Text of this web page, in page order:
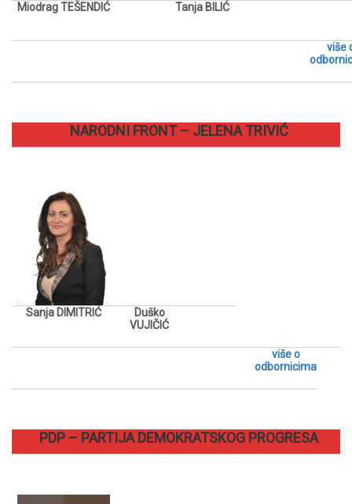
Miodrag TEŠENDIĆ Tanja BILIĆ
više
NARODNI FRONT – JELENA TRIVIĆ
Sanja DIMITRIĆ
Duško
VUJIČIĆ
više o
odbornicima
PDP – PARTIJA DEMOKRATSKOG PROGRESA